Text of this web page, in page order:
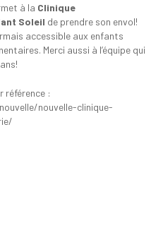
à la Clinique
Soleil de prendre son envol!
accessible aux enfants
Merci aussi à l’équipe qui
référence :
nouvelle-clinique-